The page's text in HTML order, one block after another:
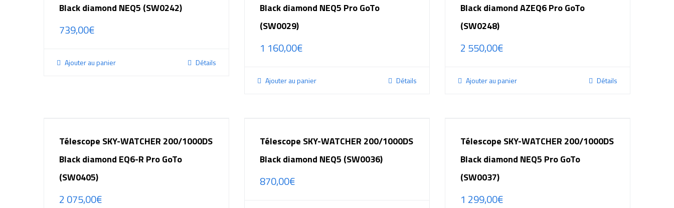
Black diamond NEQ5 (SW0242)
739,00€
Ajouter au panier Détails
Black diamond NEQ5 Pro GoTo
(SW0029)
1 160,00€
Ajouter au panier Détails
Black diamond AZEQ6 Pro GoTo
(SW0248)
2 550,00€
Ajouter au panier Détails
Télescope SKY-WATCHER 200/1000DS
Black diamond EQ6-R Pro GoTo
(SW0405)
2 075,00€
Télescope SKY-WATCHER 200/1000DS
Black diamond NEQ5 (SW0036)
870,00€
Télescope SKY-WATCHER 200/1000DS
Black diamond NEQ5 Pro GoTo
(SW0037)
1 299,00€